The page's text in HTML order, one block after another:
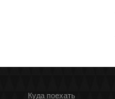
Куда поехать